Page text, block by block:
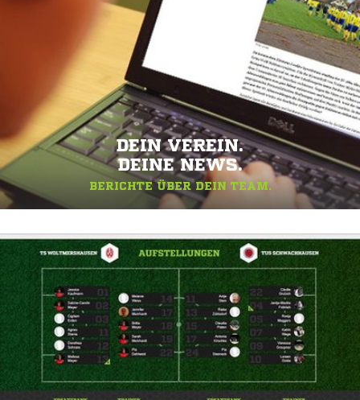
DEIN VEREIN.
DEINE NEWS.
BERICHTE ÜBER DEIN TEAM.